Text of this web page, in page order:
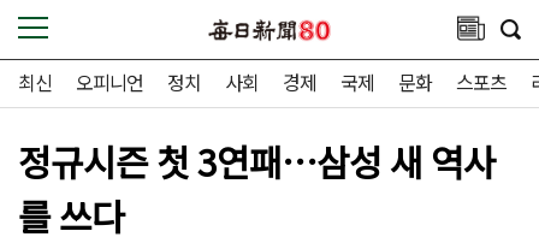
최신 오피니언 정치 사회 경제 국제 문화 스포츠
정규시즌 첫 3연패…삼성 새 역사
를 쓰다